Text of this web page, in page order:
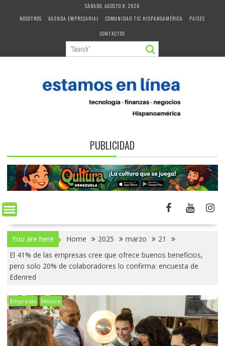
SÁBADO, AGOSTO 8, 2026
NOSOTROS
AGENDA EMPRESARIAL COMUNIDAD TIC HISPANOAMÉRICA
PAISES
CONTACTOS
PUBLICIDAD
You are here Home 2025 marzo
21
El 41% de las empresas cree que ofrece buenos beneficios,
pero solo 20% de colaboradores lo confirma: encuesta de
Edenred
Empresas México